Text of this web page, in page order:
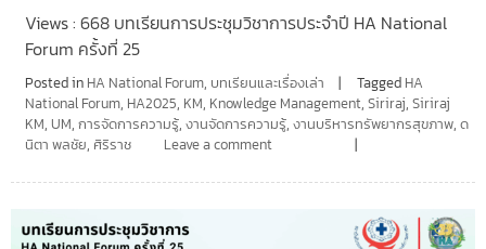
Views : 668 บทเรียนการประชุมวิชาการประจำปี HA National
Forum ครั้งที่ 25
Posted in HA National Forum, บทเรียนและเรื่องเล่า Tagged HA
National Forum, HA2025, KM, Knowledge Management, Siriraj, Siriraj
KM, UM, การจัดการความรู้, งานจัดการความรู้, งานบริหารทรัพยากรสุขภาพ, ด
นิตา พลชัย, ศิริราช Leave a comment